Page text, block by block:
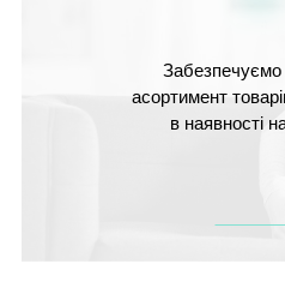
асортимент
в наявності